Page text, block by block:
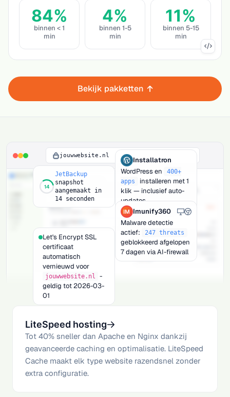
84%
binnen < 1
min
4%
binnen 1-5
min
11%
binnen 5-15
min
Bekijk pakketten
jouwwebsite.nl
Installatron
WordPress en
400+
apps
installeren met 1
klik — inclusief auto-
updates
IM Imunify360
Malware detectie
actief:
247 threats
geblokkeerd afgelopen
7 dagen via AI-firewall
14
JetBackup
snapshot
aangemaakt in
14 seconden
Let's Encrypt SSL
certificaat
automatisch
vernieuwd voor
jouwwebsite.nl
-
geldig tot 2026-03-
01
LiteSpeed hosting
Tot 40% sneller dan Apache en Nginx dankzij
geavanceerde caching en optimalisatie. LiteSpeed
Cache maakt elk type website razendsnel zonder
extra configuratie.